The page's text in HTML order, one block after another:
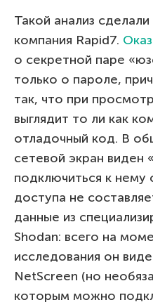
Такой анализ
компания Rapid7.
о секретной паре
только о пароле,
так, что при
выглядит то ли как
отладочный код. В
сетевой экран виден
подключиться к нему
доступа не
данные из
Shodan: всего на
исследования он
NetScreen (но
которым можно